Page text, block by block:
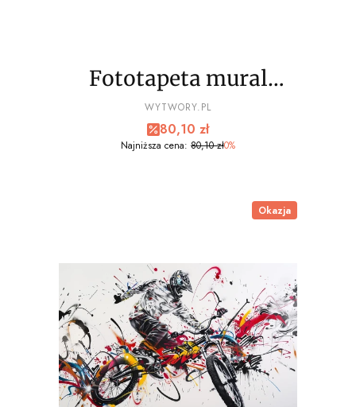
Fototapeta mural
EXTREME sport, bmx
wz7 - NA WYMIAR
PRODUCENT
WYTWORY.PL
Cena promocyjna
80,10 zł
Najniższa cena: 80,10 zł0%
Okazja